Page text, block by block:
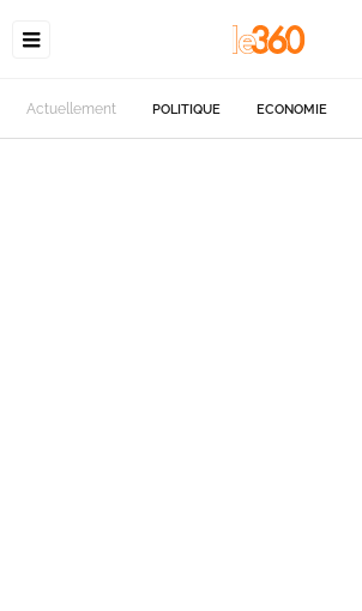
Actuellement POLITIQUE ECONOMIE